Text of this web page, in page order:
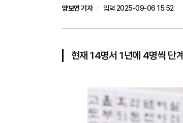
양보연 기자
입력 2025-09-06 15:52
현재 14명서 1년에 4명씩 단